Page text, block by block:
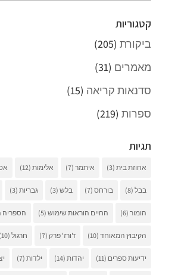
קטגוריות
ביקורת(205)
מאמרים (31)
סדנאות קריאה (15)
ספרות(219)
תגיות
אחוזת בית(3) איתמר(7) אלימות(12)
בבל(8) בורחס(7) בלש(3) גבריות(3)
הומור(6) החיים הוראות שימוש(5)
הקיבוץ המאוחד(10) ז'ורז' פרק(7) חרגול(10)
ידיעות ספרים (11) יהדות(14) ילדות(7)